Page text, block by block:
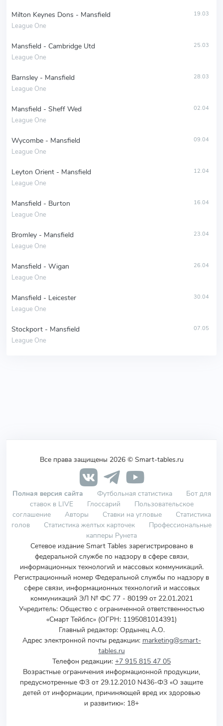
Milton Keynes Dons - Mansfield
League One
19.03
Mansfield - Cambridge Utd
League One
25.03
Barnsley - Mansfield
League One
28.03
Mansfield - Sheff Wed
League One
02.04
Wycombe - Mansfield
League One
09.04
Leyton Orient - Mansfield
League One
12.04
Mansfield - Burton
League One
16.04
Bromley - Mansfield
League One
23.04
Mansfield - Wigan
League One
26.04
Mansfield - Leicester
League One
30.04
Stockport - Mansfield
League One
07.05
Все права защищены 2026 © Smart-tables.ru
Полная версия сайта Футбольная статистика
Бот для
ставок в LIVE
Глоссарий
Пользовательское
соглашение
Авторы Ставки на угловые
Статистика
голов
Статистика желтых карточек
Профессиональные
капперы Рунета
Сетевое издание Smart Tables зарегистрировано в
федеральной службе по надзору в сфере связи,
информационных технологий и массовых коммуникаций.
Регистрационный номер Федеральной службы по надзору в
сфере связи, информационных технологий и массовых
коммуникаций ЭЛ № ФС 77 - 80199 от 22.01.2021
Учредитель: Общество с ограниченной ответственностью
«Смарт Тейблс» (ОГРН: 1195081014391)
Главный редактор: Ордынец А.О.
Адрес электронной почты редакции: marketing@smart-
tables.ru
Телефон редакции: +7 915 815 47 05
Возрастные ограничения информационной продукции,
предусмотренные ФЗ от 29.12.2010 N436-ФЗ «О защите
детей от информации, причиняющей вред их здоровью
и развитию»: 18+